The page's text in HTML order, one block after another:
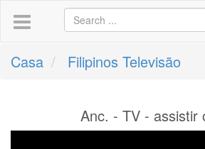
Casa Filipinos Televisão
Anc. - TV - assistir